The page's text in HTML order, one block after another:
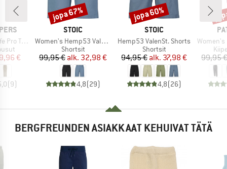
III
hinta
€
(9)
MERKKI
STOIC
Tuote
Women's Hemp53 ValenSt. Shorts
Tuoteryhmä
Shortsit
Hinta
99,95 € Alennettu hinta
alk. 32,98 €
4,8(29)
Alennus
jopa 67%
MERKKI
STOIC
Tuote
Hemp53 ValenSt. Shorts
Tuoteryhmä
Shortsit
Hinta
94,95 € Alennettu hinta
alk. 37,98 €
4,8(26)
Alennus
jopa 60%
Tuote
Women's
99,95 €
BERGFREUNDEN ASIAKKAAT KEHUIVAT TÄTÄ